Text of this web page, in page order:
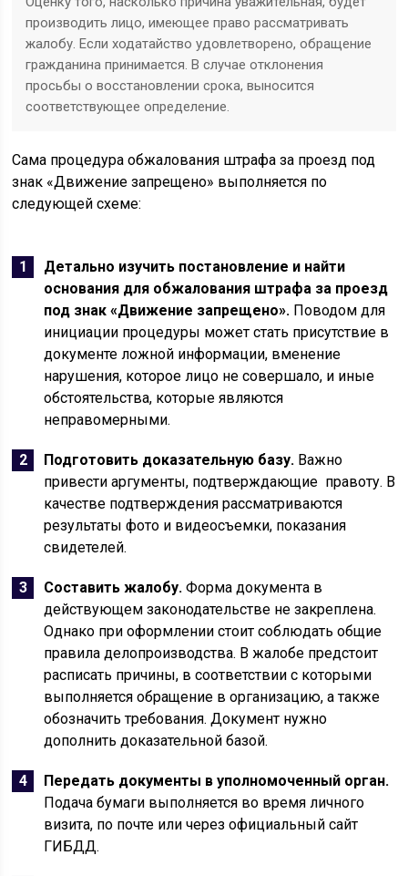
производить лицо, имеющее право рассматривать
жалобу. Если ходатайство удовлетворено, обращение
гражданина принимается. В случае отклонения
просьбы о восстановлении срока, выносится
соответствующее определение.
Сама процедура обжалования штрафа за проезд под
знак «Движение запрещено» выполняется по
следующей схеме:
Детально изучить постановление и найти
основания для обжалования штрафа за проезд
под знак «Движение запрещено». Поводом для
инициации процедуры может стать присутствие в
документе ложной информации, вменение
нарушения, которое лицо не совершало, и иные
обстоятельства, которые являются
неправомерными.
Подготовить доказательную базу. Важно
привести аргументы, подтверждающие правоту. В
качестве подтверждения рассматриваются
результаты фото и видеосъемки, показания
свидетелей.
Составить жалобу. Форма документа в
действующем законодательстве не закреплена.
Однако при оформлении стоит соблюдать общие
правила делопроизводства. В жалобе предстоит
расписать причины, в соответствии с которыми
выполняется обращение в организацию, а также
обозначить требования. Документ нужно
дополнить доказательной базой.
Передать документы в уполномоченный орган.
Подача бумаги выполняется во время личного
визита, по почте или через официальный сайт
ГИБДД.